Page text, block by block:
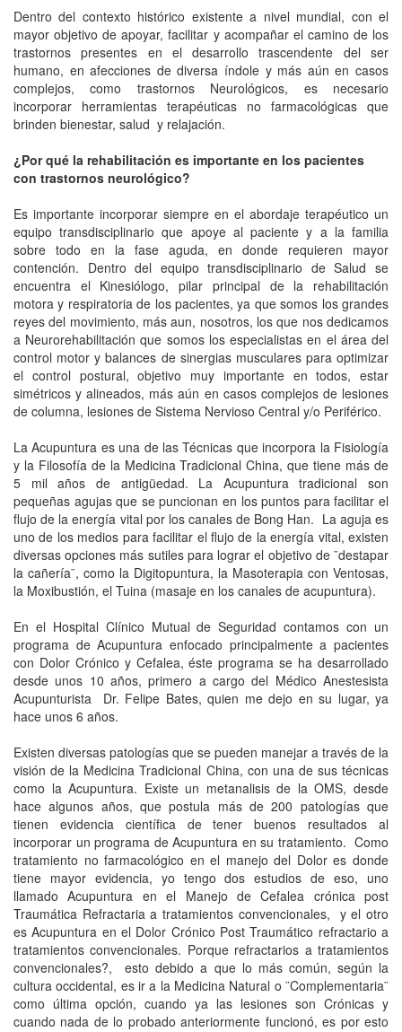
Dentro del contexto histórico existente a nivel mundial, con el
mayor objetivo de apoyar, facilitar y acompañar el camino de los
trastornos presentes en el desarrollo trascendente del ser
humano, en afecciones de diversa índole y más aún en casos
complejos, como trastornos Neurológicos, es necesario
incorporar herramientas terapéuticas no farmacológicas que
brinden bienestar, salud y relajación.
¿Por qué la rehabilitación es importante en los pacientes
con trastornos neurológico?
Es importante incorporar siempre en el abordaje terapéutico un
equipo transdisciplinario que apoye al paciente y a la familia
sobre todo en la fase aguda, en donde requieren mayor
contención. Dentro del equipo transdisciplinario de Salud se
encuentra el Kinesiólogo, pilar principal de la rehabilitación
motora y respiratoria de los pacientes, ya que somos los grandes
reyes del movimiento, más aun, nosotros, los que nos dedicamos
a Neurorehabilitación que somos los especialistas en el área del
control motor y balances de sinergias musculares para optimizar
el control postural, objetivo muy importante en todos, estar
simétricos y alineados, más aún en casos complejos de lesiones
de columna, lesiones de Sistema Nervioso Central y/o Periférico.
La Acupuntura es una de las Técnicas que incorpora la Fisiología
y la Filosofía de la Medicina Tradicional China, que tiene más de
5 mil años de antigüedad. La Acupuntura tradicional son
pequeñas agujas que se puncionan en los puntos para facilitar el
flujo de la energía vital por los canales de Bong Han. La aguja es
uno de los medios para facilitar el flujo de la energía vital, existen
diversas opciones más sutiles para lograr el objetivo de ¨destapar
la cañería¨, como la Digitopuntura, la Masoterapia con Ventosas,
la Moxibustión, el Tuina (masaje en los canales de acupuntura).
En el Hospital Clínico Mutual de Seguridad contamos con un
programa de Acupuntura enfocado principalmente a pacientes
con Dolor Crónico y Cefalea, éste programa se ha desarrollado
desde unos 10 años, primero a cargo del Médico Anestesista
Acupunturista Dr. Felipe Bates, quien me dejo en su lugar, ya
hace unos 6 años.
Existen diversas patologías que se pueden manejar a través de la
visión de la Medicina Tradicional China, con una de sus técnicas
como la Acupuntura. Existe un metanalisis de la OMS, desde
hace algunos años, que postula más de 200 patologías que
tienen evidencia científica de tener buenos resultados al
incorporar un programa de Acupuntura en su tratamiento. Como
tratamiento no farmacológico en el manejo del Dolor es donde
tiene mayor evidencia, yo tengo dos estudios de eso, uno
llamado Acupuntura en el Manejo de Cefalea crónica post
Traumática Refractaria a tratamientos convencionales, y el otro
es Acupuntura en el Dolor Crónico Post Traumático refractario a
tratamientos convencionales. Porque refractarios a tratamientos
convencionales?, esto debido a que lo más común, según la
cultura occidental, es ir a la Medicina Natural o ¨Complementaria¨
como última opción, cuando ya las lesiones son Crónicas y
cuando nada de lo probado anteriormente funcionó, es por esto